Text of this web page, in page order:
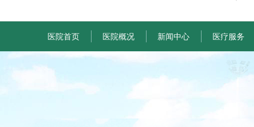
医院首页 医院概况 新闻中心 医疗服务